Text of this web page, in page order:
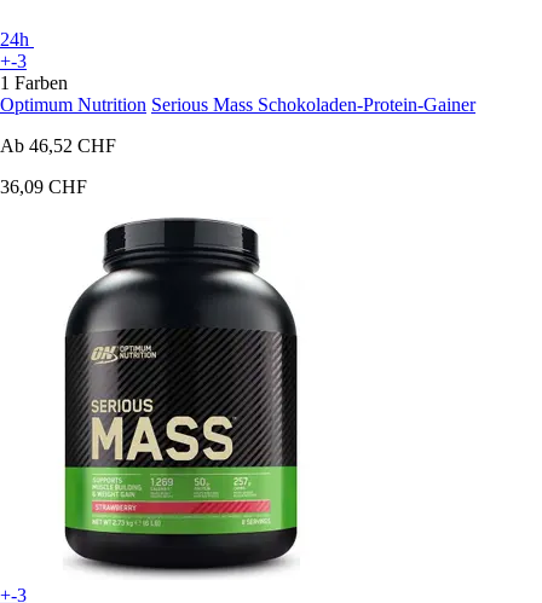
24h
+-3
1 Farben
Optimum Nutrition Serious Mass Schokoladen-Protein-Gainer
Ab 46,52 CHF
36,09 CHF
+-3